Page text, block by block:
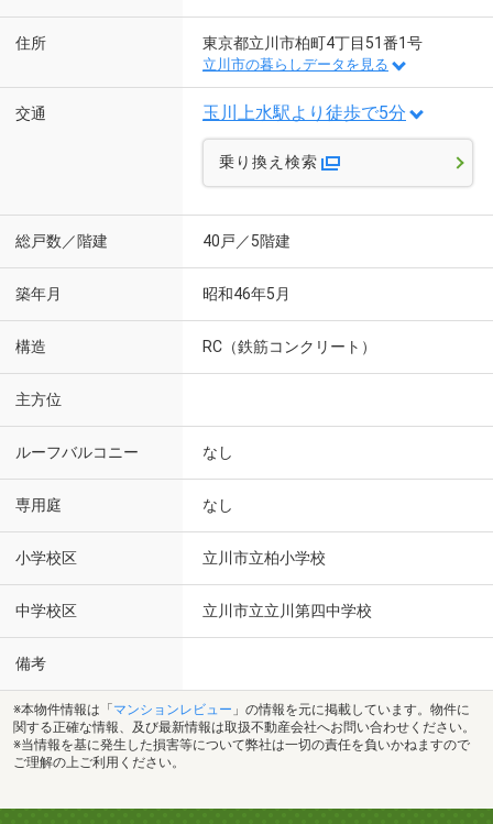
住所 東京都立川市柏町4丁目51番1号
立川市の暮らしデータを見る
交通 玉川上水駅より徒歩で5分
乗り換え検索
総戸数／階建 40戸／5階建
築年月 昭和46年5月
構造 RC（鉄筋コンクリート）
主方位
ルーフバルコニー なし
専用庭 なし
小学校区 立川市立柏小学校
中学校区 立川市立立川第四中学校
備考
※本物件情報は「 マンションレビュー 」の情報を元に掲載しています。物件に
関する正確な情報、及び最新情報は取扱不動産会社へお問い合わせください。
※当情報を基に発生した損害等について弊社は一切の責任を負いかねますので
ご理解の上ご利用ください。